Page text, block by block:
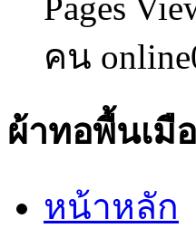
คน online
ผ้าทอพื้นเมื
หน้าหลัก